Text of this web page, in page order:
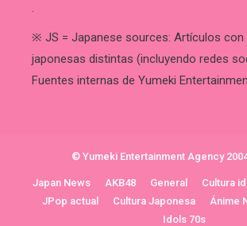
.
※ JS = Japanese sources: Artículos
japonesas distintas (incluyendo redes
Fuentes internas de Yumeki
© Yumeki Entertainment Agency
Japan News AKB48 General Cultura
JPop actual
Cultura Japonesa Ánime
Idols 70s